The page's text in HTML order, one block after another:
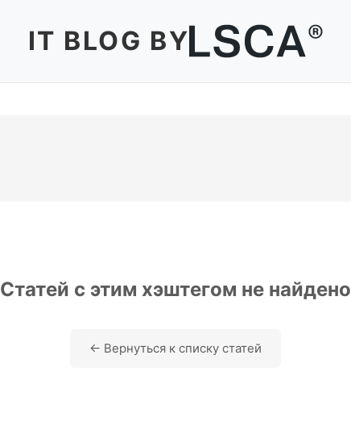
IT BLOG BY
Статей с этим хэштегом не найдено
← Вернуться к списку статей